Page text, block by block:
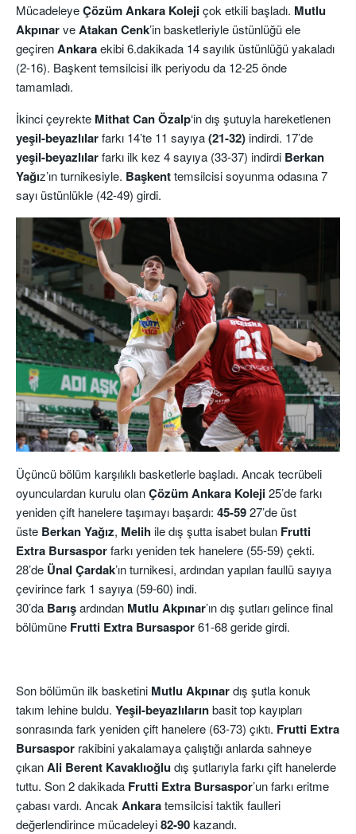
MücadeleyeÇözüm Ankara Kolejiçok etkili başladı. Mutlu
AkpınarveAtakan Cenk’in basketleriyle üstünlüğü ele
geçirenAnkaraekibi 6.dakikada 14 sayılık üstünlüğü yakaladı
(2-16). Başkent temsilcisi ilk periyodu da 12-25 önde
tamamladı.
İkinci çeyrekte Mithat Can Özalp‘in dış şutuyla hareketlenen
yeşil-beyazlılarfarkı 14’te 11 sayıya(21-32)indirdi. 17’de
yeşil-beyazlılarfarkı ilk kez 4 sayıya (33-37) indirdi Berkan
Yağız’ın turnikesiyle. Başkenttemsilcisi soyunma odasına 7
sayı üstünlükle (42-49) girdi.
Üçüncü bölüm karşılıklı basketlerle başladı. Ancak tecrübeli
oyunculardan kurulu olanÇözüm Ankara Koleji25’de farkı
yeniden çift hanelere taşımayı başardı: 45-5927’de üst
üste Berkan Yağız, Melihile dış şutta isabet bulan Frutti
Extra Bursasporfarkı yeniden tek hanelere (55-59) çekti.
28’de Ünal Çardak’ın turnikesi, ardından yapılan faullü sayıya
çevirince fark 1 sayıya (59-60) indi.
30’da Barışardından Mutlu Akpınar’ın dış şutları gelince final
bölümüne Frutti Extra Bursaspor61-68 geride girdi.
Son bölümün ilk basketini Mutlu Akpınardış şutla konuk
takım lehine buldu. Yeşil-beyazlılarınbasit top kayıpları
sonrasında fark yeniden çift hanelere (63-73) çıktı. Frutti Extra
Bursaspor rakibini yakalamaya çalıştığı anlarda sahneye
çıkanAli Berent Kavaklıoğludış şutlarıyla farkı çift hanelerde
tuttu. Son 2 dakikada Frutti Extra Bursaspor’un farkı eritme
çabası vardı. Ancak Ankaratemsilcisi taktik faulleri
değerlendirince mücadeleyi82-90kazandı.